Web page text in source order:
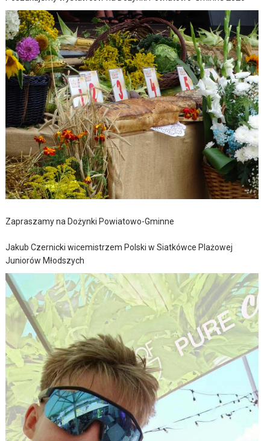
Zapraszamy na Dożynki Powiatowo-Gminne
Jakub Czernicki wicemistrzem Polski w Siatkówce Plażowej
Juniorów Młodszych